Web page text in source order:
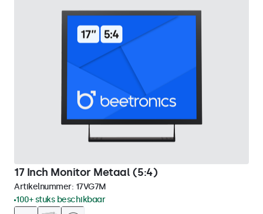
17 Inch Monitor Metaal (5:4)
Artikelnummer: 17VG7M
100+ stuks beschikbaar